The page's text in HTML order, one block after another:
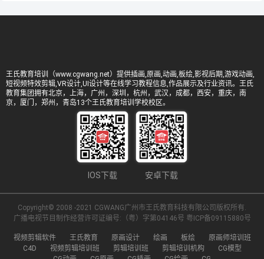
王氏教育培训（www.cgwang.net）提供插画,原画,动画,板绘,影视后期,游戏动画,
短视频特效剪辑,VR设计,UI设计等在线学习教程信息,作品展示及行业资讯。王氏
教育集团拥有北京，上海，广州，深圳，杭州，武汉，成都，西安，重庆，南
京，厦门，郑州，青岛13个王氏教育培训学校校区。
IOS下载 安卓下载
Copyright© 2008 -2021 CGWANG广州市王氏教育科技有限公司版权所有.
广播电视节目制作经营许可证编号:（粤）字第04146号 粤ICP备09115880号
视频剪辑软件 王氏教育 原画设计 绘画 板绘
原画师培训班
C4D
视频剪辑培训班 剪辑培训班 剪辑培训机构
CG模型